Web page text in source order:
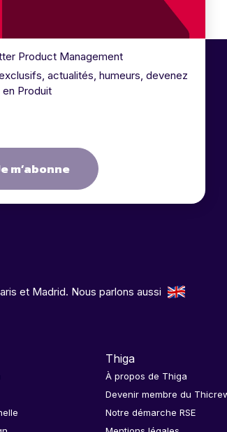
Product Management
actualités, humeurs, devenez
Produit
m’abonne
et Madrid. Nous parlons aussi
Thiga
À propos de Thiga
Devenir membre du
Notre démarche RSE